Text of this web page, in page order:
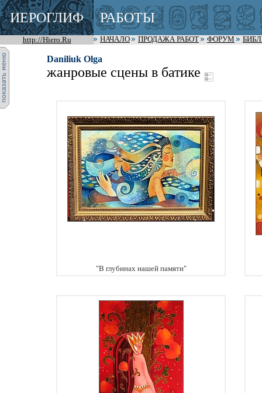
ИЕРОГЛИФ РАБОТЫ
http://Hiero.Ru НАЧАЛО ПРОДАЖА РАБОТ ФОРУМ
Daniliuk Olga
жанровые сцены в батике
"В глубинах нашей памяти"